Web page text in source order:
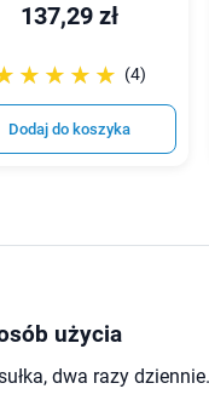
137,29 zł
(4)
Dodaj do koszyka
użycia
dwa razy